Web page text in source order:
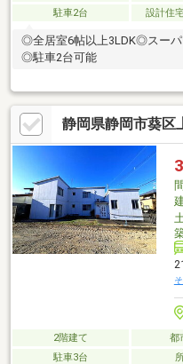
駐車2台
設計住
◎全居室6帖以上3LDK◎スー
◎駐車2台可能
静岡県静岡市葵区
2階建て 都
駐車3台